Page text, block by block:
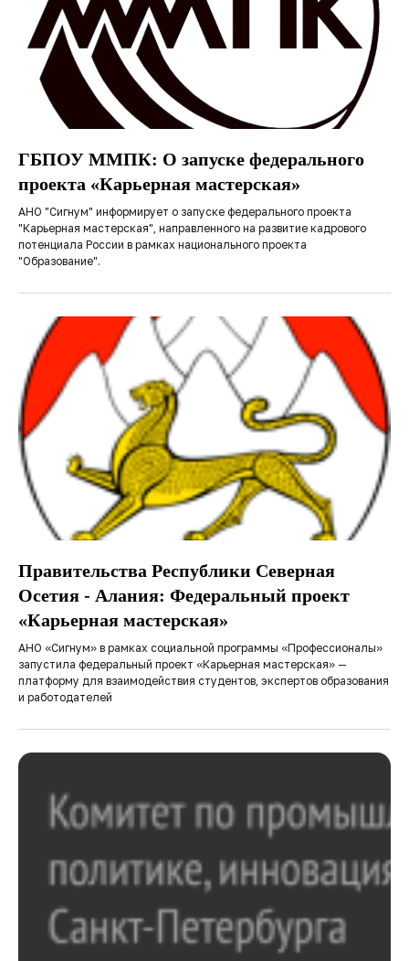
ГБПОУ ММПК: О запуске федерального
проекта «Карьерная мастерская»
АНО "Сигнум" информирует о запуске федерального проекта
"Карьерная мастерская", направленного на развитие кадрового
потенциала России в рамках национального проекта
"Образование".
Правительства Республики Северная
Осетия - Алания: Федеральный проект
«Карьерная мастерская»
АНО «Сигнум» в рамках социальной программы «Профессионалы»
запустила федеральный проект «Карьерная мастерская» —
платформу для взаимодействия студентов, экспертов образования
и работодателей